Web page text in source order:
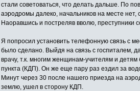
стали советоваться, что делать дальше. По
аэродромы далеко, начальников на месте
Наоравшись и постреляв вволю, преступники
Я попросил установить телефонную связь с
было сделано. Выйдя на связь с госпиталем,
врачу, т.к. многим женщинам-учителям и
пункта (КДП). Он же еще пару раз ездил за
Минут через 30 после нашего приезда на
землю, ушел в сторону КДП.